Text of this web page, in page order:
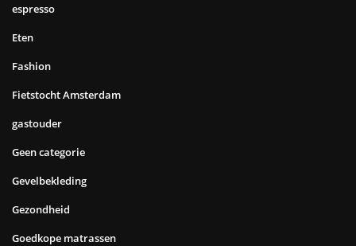
espresso
Eten
Fashion
Fietstocht Amsterdam
gastouder
Geen categorie
Gevelbekleding
Gezondheid
Goedkope matrassen